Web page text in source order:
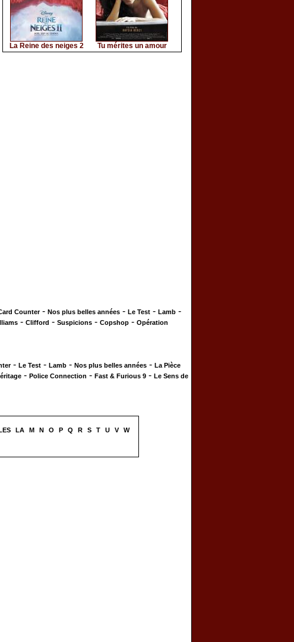
La Reine des neiges 2 Tu mérites un amour
Counter- Nos plus belles années - Le Test - Lamb -
- Clifford - Suspicions - Copshop - Opération
- Le Test - Lamb - Nos plus belles années - La Pièce
- Police Connection - Fast & Furious 9 - Le Sens de
LA M N O P Q R S T U V
W